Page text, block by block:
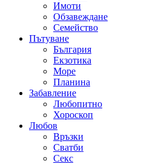
Имоти
Обзавеждане
Семейство
Пътуване
България
Екзотика
Море
Планина
Забавление
Любопитно
Хороскоп
Любов
Връзки
Сватби
Секс